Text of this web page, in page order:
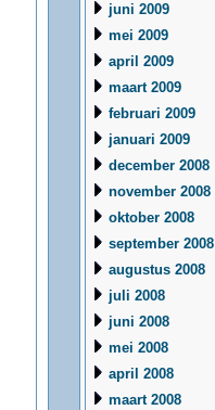
juni 2009
mei 2009
april 2009
maart 2009
februari 2009
januari 2009
december 2008
november 2008
oktober 2008
september 2008
augustus 2008
juli 2008
juni 2008
mei 2008
april 2008
maart 2008